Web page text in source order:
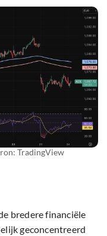
TradingView
bredere financiële
geconcentreerd